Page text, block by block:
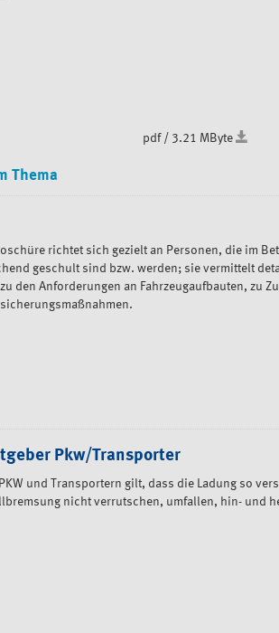
pdf / 3.21 MByte
Thema
richtet sich gezielt an Personen, die im
geschult sind bzw. werden; sie vermittelt
den Anforderungen an Fahrzeugaufbauten, zu
Pkw/Transporter
und Transportern gilt, dass die Ladung so
nicht verrutschen, umfallen, hin- und